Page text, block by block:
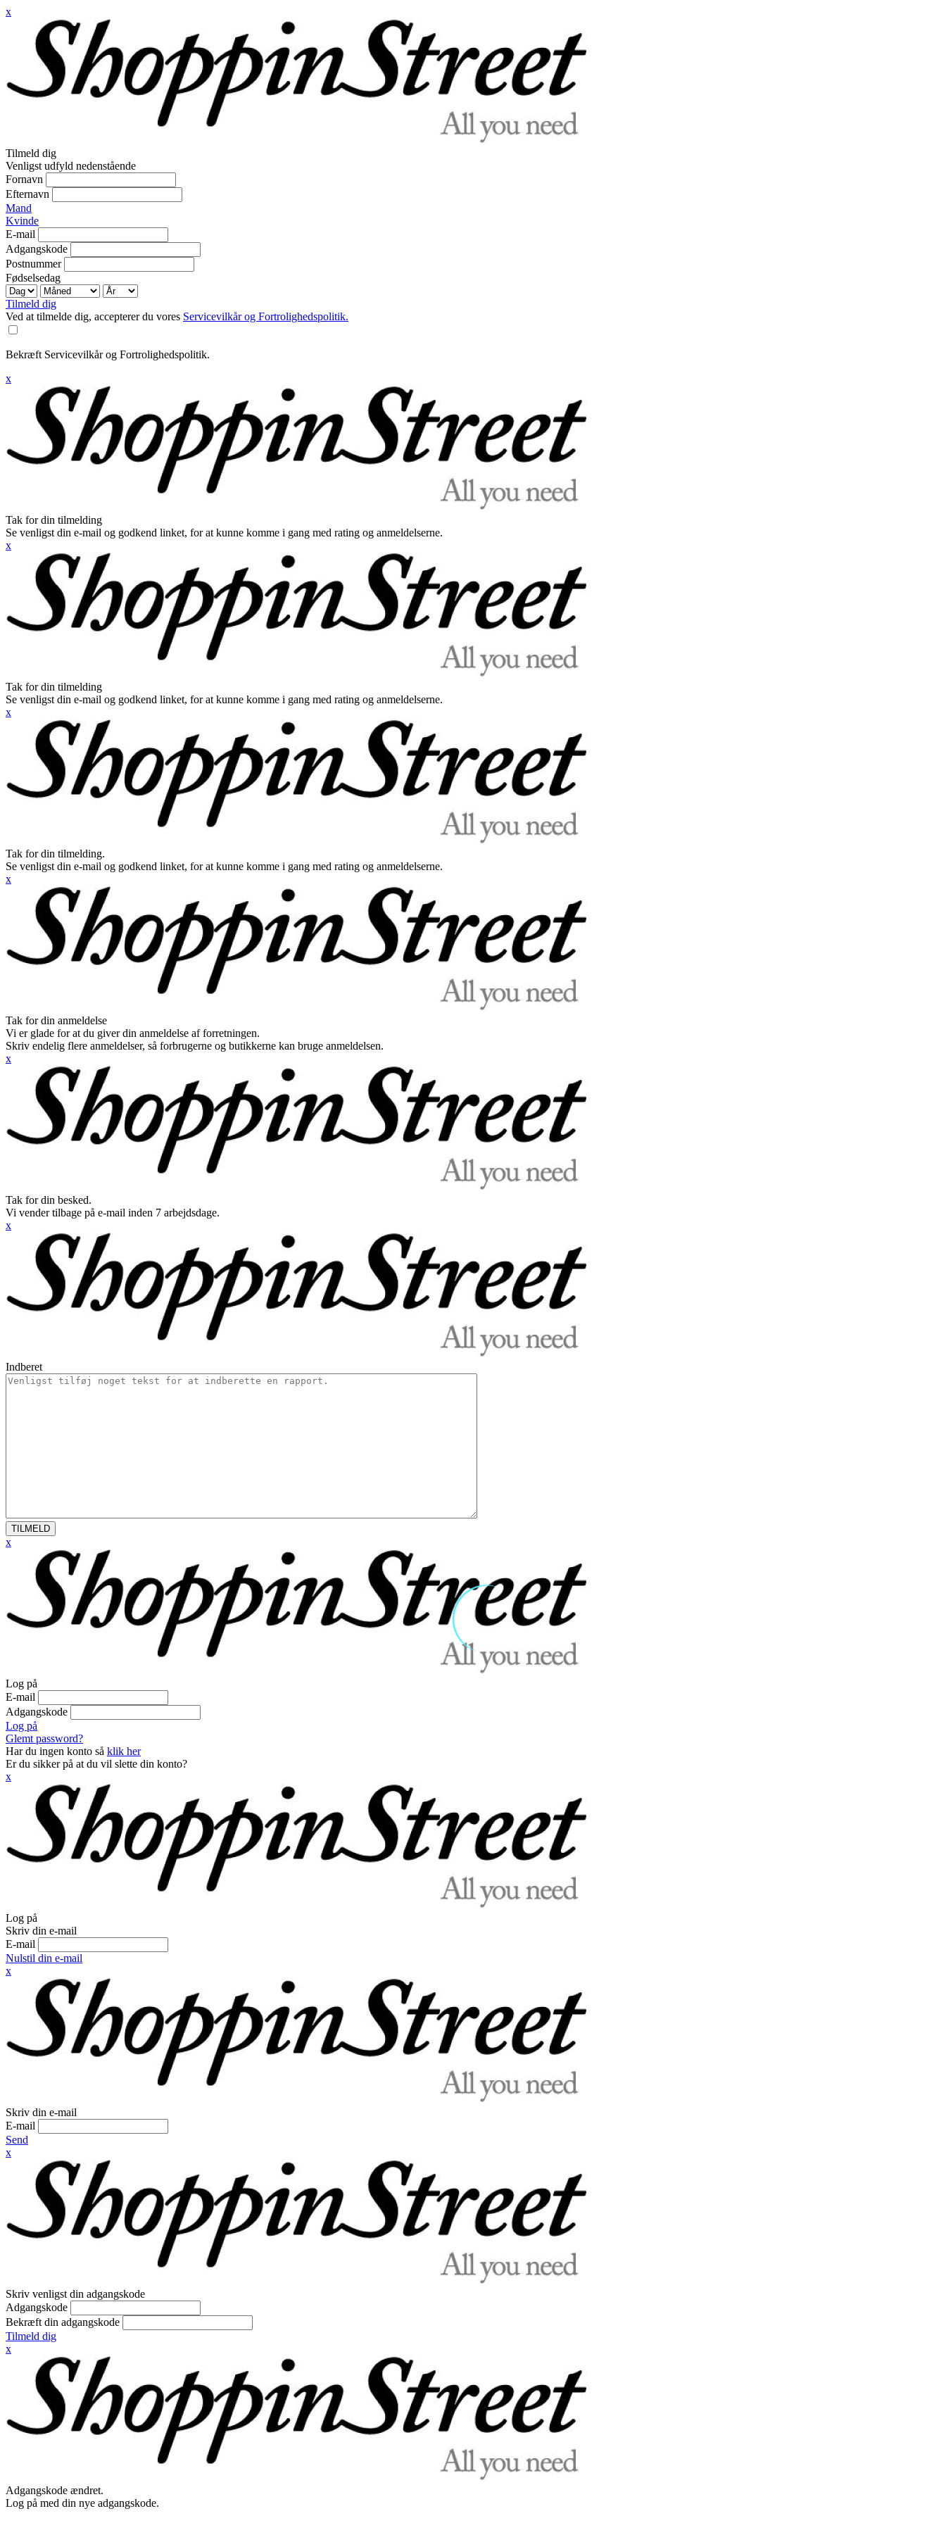
x
Tilmeld dig
Venligst udfyld nedenstående
Fornavn
Efternavn
Mand
Kvinde
E-mail
Adgangskode
Postnummer
Fødselsedag
Tilmeld dig
Ved at tilmelde dig, accepterer du vores Servicevilkår og Fortrolighedspolitik.
Bekræft Servicevilkår og Fortrolighedspolitik.
x
Tak for din tilmelding
Se venligst din e-mail og godkend linket, for at kunne komme i gang med rating og anmeldelserne.
x
Tak for din tilmelding
Se venligst din e-mail og godkend linket, for at kunne komme i gang med rating og anmeldelserne.
x
Tak for din tilmelding.
Se venligst din e-mail og godkend linket, for at kunne komme i gang med rating og anmeldelserne.
x
Tak for din anmeldelse
Vi er glade for at du giver din anmeldelse af forretningen.
Skriv endelig flere anmeldelser, så forbrugerne og butikkerne kan bruge anmeldelsen.
x
Tak for din besked.
Vi vender tilbage på e-mail inden 7 arbejdsdage.
x
Indberet
TILMELD
x
Log på
E-mail
Adgangskode
Log på
Glemt password?
Har du ingen konto så klik her
Er du sikker på at du vil slette din konto?
x
Log på
Skriv din e-mail
E-mail
Nulstil din e-mail
x
Skriv din e-mail
E-mail
Send
x
Skriv venligst din adgangskode
Adgangskode
Bekræft din adgangskode
Tilmeld dig
x
Adgangskode ændret.
Log på med din nye adgangskode.